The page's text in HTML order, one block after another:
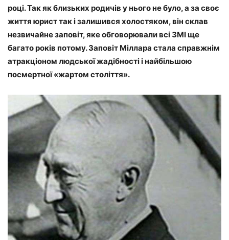
році. Так як близьких родичів у нього не було, а за своє
життя юрист так і залишився холостяком, він склав
незвичайне заповіт, яке обговорювали всі ЗМІ ще
багато років потому. Заповіт Міллара стала справжнім
атракціоном людської жадібності і найбільшою
посмертної «жартом століття».